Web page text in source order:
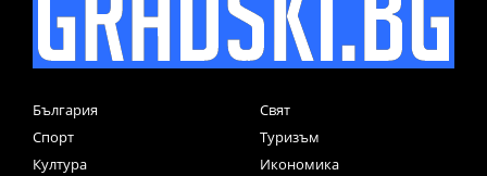
България
Свят
Спорт
Туризъм
Култура
Икономика